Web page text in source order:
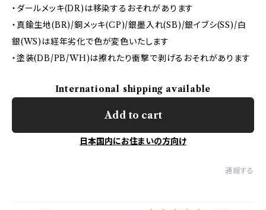
・ダールメッキ(DR)は移染するおそれがあります
・真鍮生地(BR)/銅メッキ(CP)/銀墨入れ(SB)/銀イブシ(SS)/白
銀(WS)は経年劣化で色が変色いたします
・塗装(DB/PB/WH)は擦れたり衝撃で剥げるおそれがあります
International shipping available
Add to cart
日本国内にお住まいの方向け
通報する